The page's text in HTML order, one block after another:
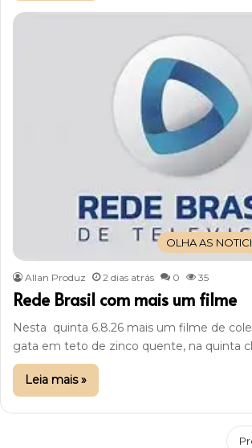
OLHA AS
Allan Produz 2 dias atrás 0 35
Rede Brasil com mais um filme
Nesta quinta 6.8.26 mais um filme de
gata em teto de zinco quente, na quinta
Leia mais »